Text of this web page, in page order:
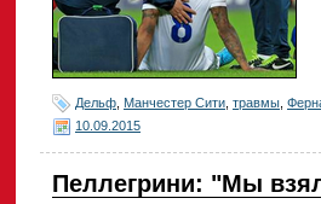
Дельф Манчестер Сити травмы
10.09.2015
Пеллегрини: "Мы